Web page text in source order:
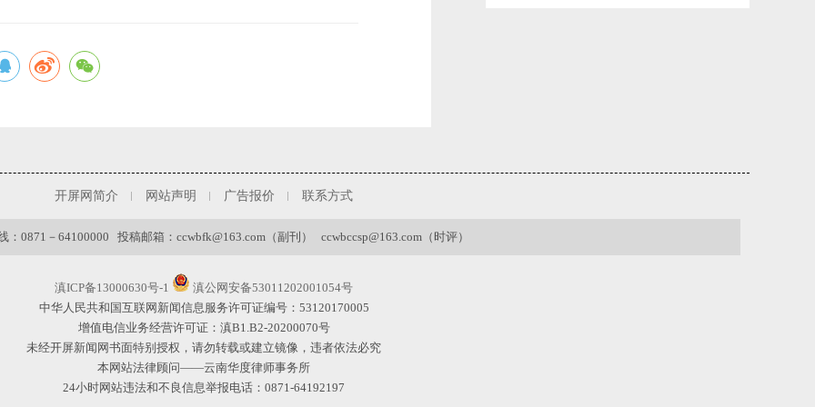
开屏网简介 网站声明 广告报价 联系方式
：0871－64100000 投稿邮箱：ccwbfk@163.com（副刊） ccwbccsp@163.com（时评）
滇ICP备13000630号-1
滇公网安备53011202001054号
中华人民共和国互联网新闻信息服务许可证编号：53120170005
增值电信业务经营许可证：滇B1.B2-20200070号
未经开屏新闻网书面特别授权，请勿转载或建立镜像，违者依法必究
本网站法律顾问——云南华度律师事务所
24小时网站违法和不良信息举报电话：0871-64192197